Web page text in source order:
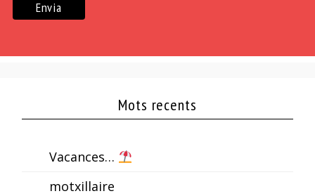
Mots recents
Vacances…
motxillaire